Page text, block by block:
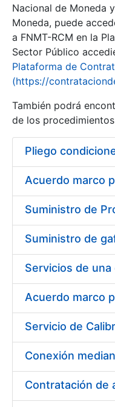
Erakutsi/Ezkutatu
Erakutsi/Ezkutatu
Nacional de Moneda
Moneda, puede
a FNMT-RCM en la
Sector Público
Plataforma de
(https://
También podrá
de los